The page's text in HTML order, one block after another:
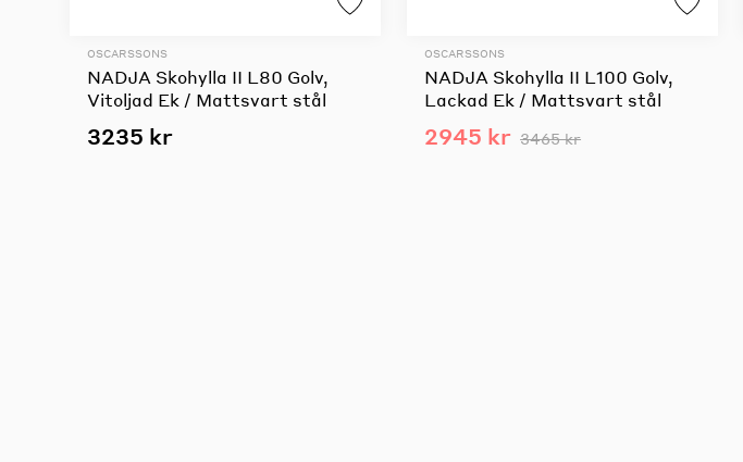
OSCARSSONS
NADJA Skohylla II L80 Golv,
Vitoljad Ek / Mattsvart stål
3235 kr
OSCARSSONS
NADJA Skohylla II L100 Golv,
Lackad Ek / Mattsvart stål
2945 kr 3465 kr